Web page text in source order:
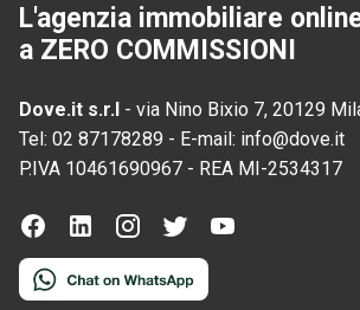
L'agenzia immobiliare
a ZERO COMMISSIONI
Dove.it s.r.l - via Nino Bixio 7, 20129
Tel: 02 87178289 - E-mail: info@dove.it
P.IVA 10461690967 - REA MI-2534317